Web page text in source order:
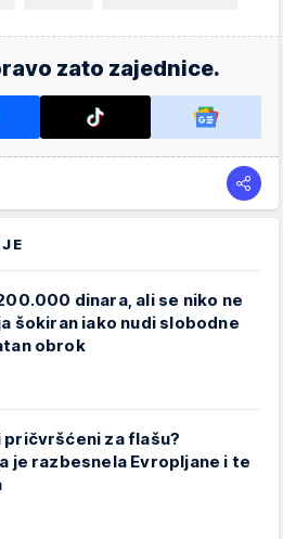
zato zajednice.
dinara, ali se niko ne
šokiran iako nudi slobodne
obrok
za flašu?
je razbesnela Evropljane i te